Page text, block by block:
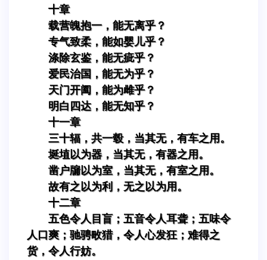
十章
载营魄抱一，能无离乎？
专气致柔，能如婴儿乎？
涤除玄鉴，能无疵乎？
爱民治国，能无为乎？
天门开阖，能为雌乎？
明白四达，能无知乎？
十一章
三十辐，共一毂，当其无，有车之用。
埏埴以为器，当其无，有器之用。
凿户牖以为室，当其无，有室之用。
故有之以为利，无之以为用。
十二章
五色令人目盲；五音令人耳聋；五味令
人口爽；驰骋畋猎，令人心发狂；难得之
货，令人行妨。